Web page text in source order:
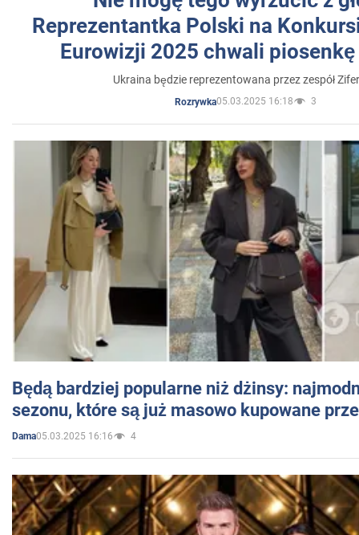
Reprezentantka Polski na
Eurowizji 2025 chwali
Ukraina będzie reprezentowana przez zespół
Rozrywka05.03.2025 16:18 3
Będą bardziej popularne niż dżinsy:
sezonu, które są już masowo kupowane
Dama05.03.2025 16:16 4